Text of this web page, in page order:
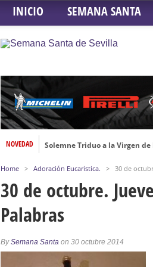
INICIO SEMANA SANTA
NOVEDAD
Solemne Triduo a la Virgen
Solemne y devoto
Función Principal de Instituto
Gitanos: Besamanos del Señor
Home > Adoración Eucaristica. > 30 de
30 de octubre.
Palabras
BySemana Santa on 30 octubre 2014